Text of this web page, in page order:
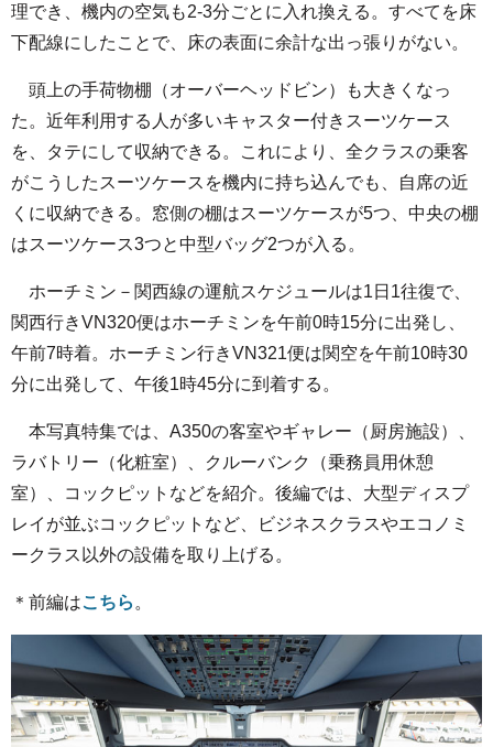
理でき、機内の空気も2-3分ごとに入れ換える。すべてを床
下配線にしたことで、床の表面に余計な出っ張りがない。
頭上の手荷物棚（オーバーヘッドビン）も大きくなっ
た。近年利用する人が多いキャスター付きスーツケース
を、タテにして収納できる。これにより、全クラスの乗客
がこうしたスーツケースを機内に持ち込んでも、自席の近
くに収納できる。窓側の棚はスーツケースが5つ、中央の棚
はスーツケース3つと中型バッグ2つが入る。
ホーチミン－関西線の運航スケジュールは1日1往復で、
関西行きVN320便はホーチミンを午前0時15分に出発し、
午前7時着。ホーチミン行きVN321便は関空を午前10時30
分に出発して、午後1時45分に到着する。
本写真特集では、A350の客室やギャレー（厨房施設）、
ラバトリー（化粧室）、クルーバンク（乗務員用休憩
室）、コックピットなどを紹介。後編では、大型ディスプ
レイが並ぶコックピットなど、ビジネスクラスやエコノミ
ークラス以外の設備を取り上げる。
＊前編はこちら 。